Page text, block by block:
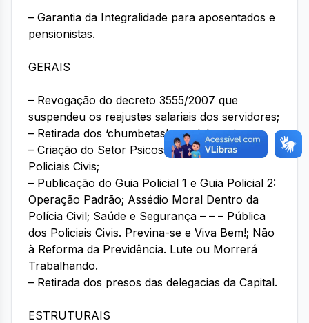
– Garantia da Integralidade para aposentados e
pensionistas.
GERAIS
– Revogação do decreto 3555/2007 que
suspendeu os reajustes salariais dos servidores;
– Retirada dos ‘chumbetas’ nas delegacias;
– Criação do Setor Psicossocial para os
Policiais Civis;
– Publicação do Guia Policial 1 e Guia Policial 2:
Operação Padrão; Assédio Moral Dentro da
Polícia Civil; Saúde e Segurança – – – Pública
dos Policiais Civis. Previna-se e Viva Bem!; Não
à Reforma da Previdência. Lute ou Morrerá
Trabalhando.
– Retirada dos presos das delegacias da Capital.
ESTRUTURAIS